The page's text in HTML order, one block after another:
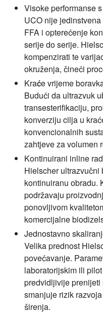
Visoke performanse
UCO nije
FFA i opterećenje
serije do serije.
kompenzirati te
okruženja, čineći
Kraće vrijeme
Budući da ultrazvuk
transesterifikaciju,
konverziju cilja u
konvencionalnih
zahtjeve za volumen
Kontinuirani inline rad
Hielscher
kontinuiranu obradu.
podržavaju
ponovljivom
komercijalne
Jednostavno
Velika prednost
povećavanje.
laboratorijskim ili
predvidljivije prenijeti
smanjuje rizik
širenja.